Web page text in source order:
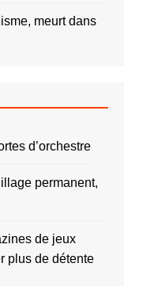
meurt dans
d’orchestre
permanent,
de jeux
plus de détente